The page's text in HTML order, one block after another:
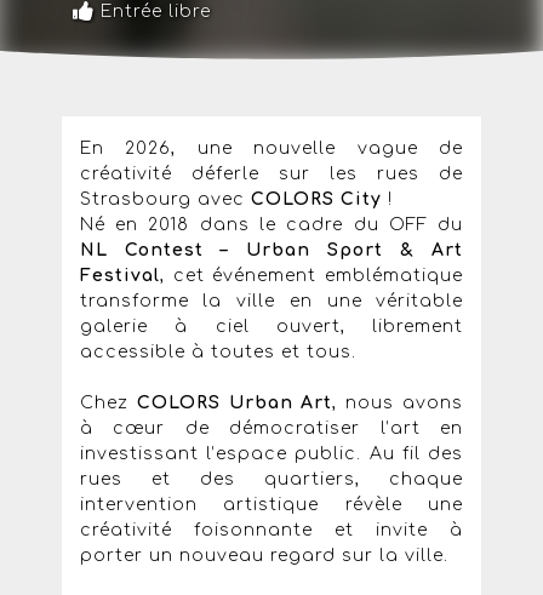
Entrée libre
En 2026, une nouvelle vague de
créativité déferle sur les rues de
Strasbourg avec COLORS City !
Né en 2018 dans le cadre du OFF du
NL Contest – Urban Sport & Art
Festival, cet événement emblématique
transforme la ville en une véritable
galerie à ciel ouvert, librement
accessible à toutes et tous.
Chez COLORS Urban Art, nous avons
à cœur de démocratiser l’art en
investissant l’espace public. Au fil des
rues et des quartiers, chaque
intervention artistique révèle une
créativité foisonnante et invite à
porter un nouveau regard sur la ville.